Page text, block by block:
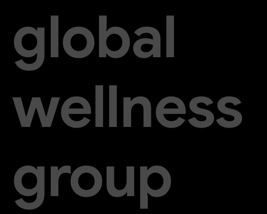
global
wellness
group